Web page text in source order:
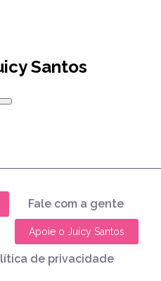
Santos
Fale com a gente
Apoie o Juicy Santos
de privacidade